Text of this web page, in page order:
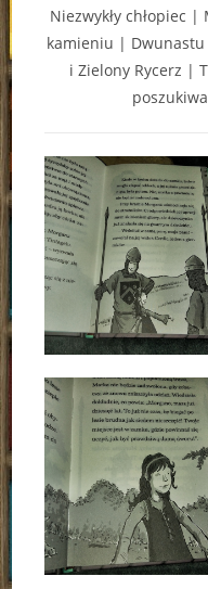
Niezwykły chłopiec
kamieniu |
i Zielony Rycerz |